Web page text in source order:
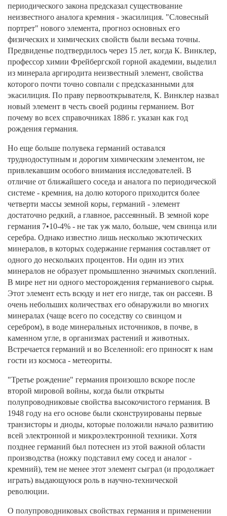
периодического закона предсказал существование
неизвестного аналога кремния - экасилиция. "Словесный
портрет" нового элемента, прогноз основных его
физических и химических свойств были весьма точны.
Предвиденье подтвердилось через 15 лет, когда К. Винклер,
профессор химии Фрейбергской горной академии, выделил
из минерала аргиродита неизвестный элемент, свойства
которого почти точно совпали с предсказанными для
экасилиция. По праву первооткрывателя, К. Винклер назвал
новый элемент в честь своей родины германием. Вот
почему во всех справочниках 1886 г. указан как год
рождения германия.
Но еще больше полувека германий оставался
труднодоступным и дорогим химическим элементом, не
привлекавшим особого внимания исследователей. В
отличие от ближайшего соседа и аналога по периодической
системе - кремния, на долю которого приходится более
четверти массы земной коры, германий - элемент
достаточно редкий, а главное, рассеянный. В земной коре
германия 7•10-4% - не так уж мало, больше, чем свинца или
серебра. Однако известно лишь несколько экзотических
минералов, в которых содержание германия составляет от
одного до нескольких процентов. Ни один из этих
минералов не образует промышленно значимых скоплений.
В мире нет ни одного месторождения германиевого сырья.
Этот элемент есть всюду и нет его нигде, так он рассеян. В
очень небольших количествах его обнаружили во многих
минералах (чаще всего по соседству со свинцом и
серебром), в воде минеральных источников, в почве, в
каменном угле, в организмах растений и животных.
Встречается германий и во Вселенной: его приносят к нам
гости из космоса - метеориты.
"Третье рождение" германия произошло вскоре после
второй мировой войны, когда были открыты
полупроводниковые свойства высокочистого германия. В
1948 году на его основе были сконструированы первые
транзисторы и диоды, которые положили начало развитию
всей электронной и микроэлектронной техники. Хотя
позднее германий был потеснен из этой важной области
производства (ножку подставил ему сосед и аналог -
кремний), тем не менее этот элемент сыграл (и продолжает
играть) выдающуюся роль в научно-технической
революции.
О полупроводниковых свойствах германия и применении